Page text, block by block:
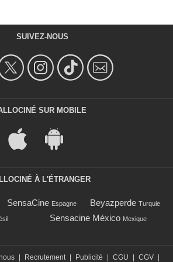
SUIVEZ-NOUS
SUR MOBILE
À L'ÉTRANGER
SensaCine Espagne Beyazperde Turquie
Sensacine México Mexique
Recrutement Publicité CGU CGV